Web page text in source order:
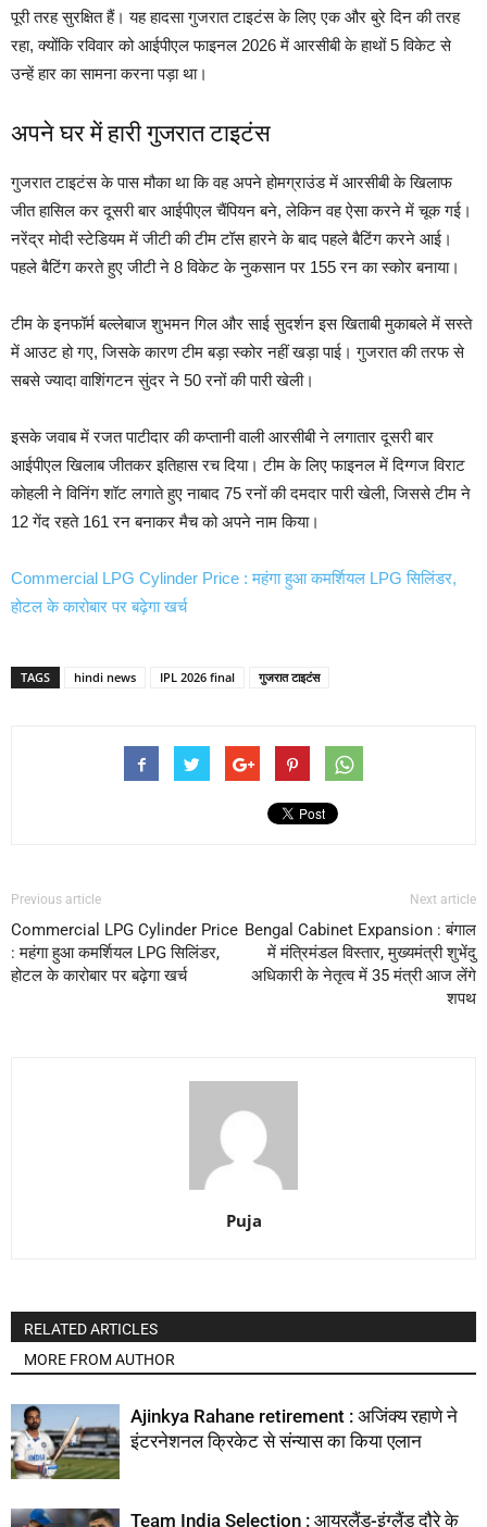
पूरी तरह सुरक्षित हैं। यह हादसा गुजरात टाइटंस के लिए एक और बुरे दिन की तरह
रहा, क्योंकि रविवार को आईपीएल फाइनल 2026 में आरसीबी के हाथों 5 विकेट से
उन्हें हार का सामना करना पड़ा था।
अपने घर में हारी गुजरात टाइटंस
गुजरात टाइटंस के पास मौका था कि वह अपने होमग्राउंड में आरसीबी के खिलाफ
जीत हासिल कर दूसरी बार आईपीएल चैंपियन बने, लेकिन वह ऐसा करने में चूक गई।
नरेंद्र मोदी स्टेडियम में जीटी की टीम टॉस हारने के बाद पहले बैटिंग करने आई।
पहले बैटिंग करते हुए जीटी ने 8 विकेट के नुकसान पर 155 रन का स्कोर बनाया।
टीम के इनफॉर्म बल्लेबाज शुभमन गिल और साई सुदर्शन इस खिताबी मुकाबले में सस्ते
में आउट हो गए, जिसके कारण टीम बड़ा स्कोर नहीं खड़ा पाई। गुजरात की तरफ से
सबसे ज्यादा वाशिंगटन सुंदर ने 50 रनों की पारी खेली।
इसके जवाब में रजत पाटीदार की कप्तानी वाली आरसीबी ने लगातार दूसरी बार
आईपीएल खिलाब जीतकर इतिहास रच दिया। टीम के लिए फाइनल में दिग्गज विराट
कोहली ने विनिंग शॉट लगाते हुए नाबाद 75 रनों की दमदार पारी खेली, जिससे टीम ने
12 गेंद रहते 161 रन बनाकर मैच को अपने नाम किया।
Commercial LPG Cylinder Price : महंगा हुआ कमर्शियल LPG सिलिंडर,
होटल के कारोबार पर बढ़ेगा खर्च
TAGS hindi news IPL 2026 final गुजरात टाइटंस
Previous article
Commercial LPG Cylinder Price
: महंगा हुआ कमर्शियल LPG सिलिंडर,
होटल के कारोबार पर बढ़ेगा खर्च
Next article
Bengal Cabinet Expansion : बंगाल
में मंत्रिमंडल विस्तार, मुख्यमंत्री शुभेंदु
अधिकारी के नेतृत्व में 35 मंत्री आज लेंगे
शपथ
Puja
RELATED ARTICLES
MORE FROM AUTHOR
Ajinkya Rahane retirement : अजिंक्य रहाणे ने
इंटरनेशनल क्रिकेट से संन्यास का किया एलान
Team India Selection : आयरलैंड-इंग्लैंड दौरे के